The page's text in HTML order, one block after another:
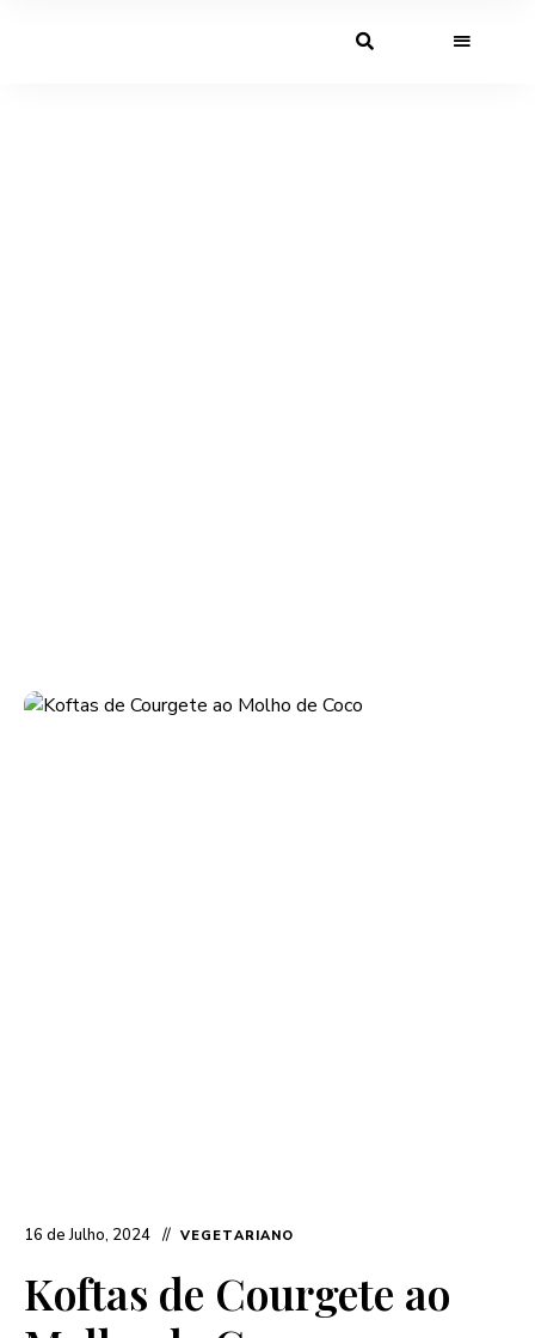
16 de Julho, 2024 VEGETARIANO
Koftas de Courgete ao